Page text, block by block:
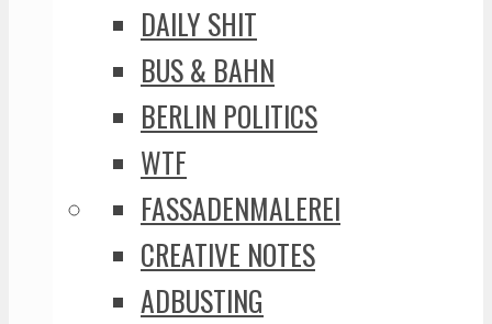
DAILY SHIT
BUS & BAHN
BERLIN POLITICS
WTF
FASSADENMALEREI
CREATIVE NOTES
ADBUSTING